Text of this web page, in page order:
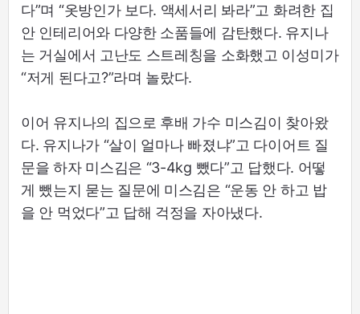
다”며 “옷방인가 보다. 액세서리 봐라”고 화려한 집
안 인테리어와 다양한 소품들에 감탄했다. 유지나
는 거실에서 고난도 스트레칭을 소화했고 이성미가
“저게 된다고?”라며 놀랐다.
이어 유지나의 집으로 후배 가수 미스김이 찾아왔
다. 유지나가 “살이 얼마나 빠졌냐”고 다이어트 질
문을 하자 미스김은 “3-4kg 뺐다”고 답했다. 어떻
게 뺐는지 묻는 질문에 미스김은 “운동 안 하고 밥
을 안 먹었다”고 답해 걱정을 자아냈다.